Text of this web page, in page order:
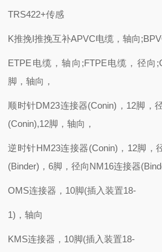
TRS422+传感
K推挽I推挽互补APVC电缆，轴向
ETPE电缆，轴向;FTPE电缆，径向
脚，轴向，
顺时针DM23连接器(Conin)，12脚，
(Conin),12脚，轴向，
逆时针HM23连接器(Conin)，12脚，
(Binder)，6脚，径向NM16连接器
OMS连接器，10脚(插入装置18-
1)，轴向
KMS连接器，10脚(插入装置18-